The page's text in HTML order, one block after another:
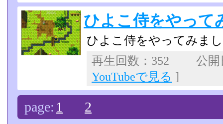
ひよこ侍をやっ
ひよこ侍をやってみま
再生回数：352 公
YouTubeで見る ]
page: 1 2